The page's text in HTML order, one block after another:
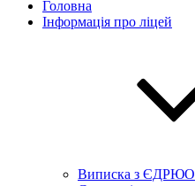
Головна
Інформація про ліцей
Виписка з ЄДРЮО